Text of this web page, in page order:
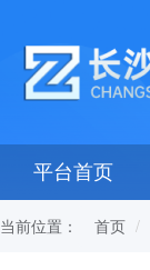
平台首页
当前位置： 首页